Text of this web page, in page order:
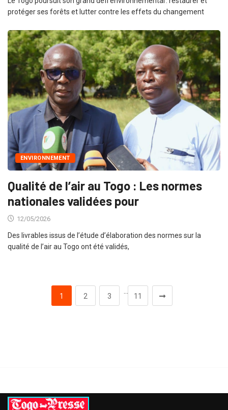
protéger ses forêts et lutter contre les effets du changement
ENVIRONNEMENT
Qualité de l’air au Togo : Les normes
nationales validées pour
12/05/2026
Des livrables issus de l’étude d’élaboration des normes sur la
qualité de l’air au Togo ont été validés,
1 2 3 11